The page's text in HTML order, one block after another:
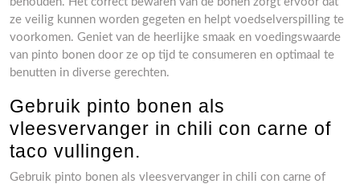
ze veilig kunnen worden gegeten en helpt voedselverspilling te
voorkomen. Geniet van de heerlijke smaak en voedingswaarde
van pinto bonen door ze op tijd te consumeren en optimaal te
benutten in diverse gerechten.
Gebruik pinto bonen als
vleesvervanger in chili con carne of
taco vullingen.
Gebruik pinto bonen als vleesvervanger in chili con carne of